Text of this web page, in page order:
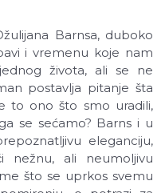
Barnsa, duboko
i vremenu koje nam
života, ali se ne
postavlja pitanje šta
to ono što smo uradili,
se sećamo? Barns i u
eleganciju,
nežnu, ali neumoljivu
što se uprkos svemu